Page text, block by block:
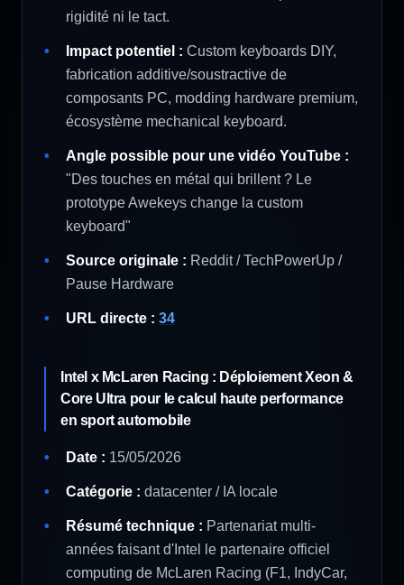
rigidité ni le tact.
Impact potentiel : Custom keyboards DIY,
fabrication additive/soustractive de
composants PC, modding hardware premium,
écosystème mechanical keyboard.
Angle possible pour une vidéo YouTube :
"Des touches en métal qui brillent ? Le
prototype Awekeys change la custom
keyboard"
Source originale : Reddit / TechPowerUp /
Pause Hardware
URL directe : 34
Intel x McLaren Racing : Déploiement Xeon &
Core Ultra pour le calcul haute performance
en sport automobile
Date : 15/05/2026
Catégorie : datacenter / IA locale
Résumé technique : Partenariat multi-
années faisant d'Intel le partenaire officiel
computing de McLaren Racing (F1, IndyCar,